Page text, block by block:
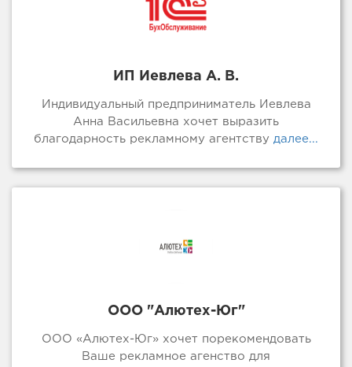
ИП Иевлева А. В.
Индивидуальный предприниматель Иевлева
Анна Васильевна хочет выразить
благодарность рекламному агентству далее...
ООО "Алютех-Юг"
ООО «Алютех-Юг» хочет порекомендовать
Ваше рекламное агенство для